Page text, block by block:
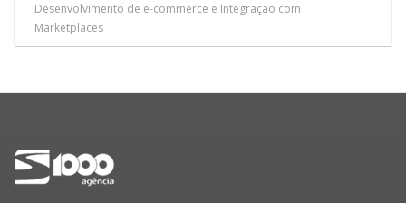
Desenvolvimento de e-commerce e Integração com
Marketplaces